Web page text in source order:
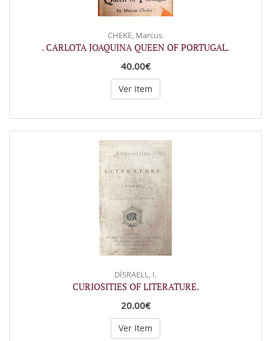
CHEKE, Marcus.
. CARLOTA JOAQUINA QUEEN OF PORTUGAL.
40.00€
Ver Item
DÍSRAELL, I.
CURIOSITIES OF LITERATURE.
20.00€
Ver Item